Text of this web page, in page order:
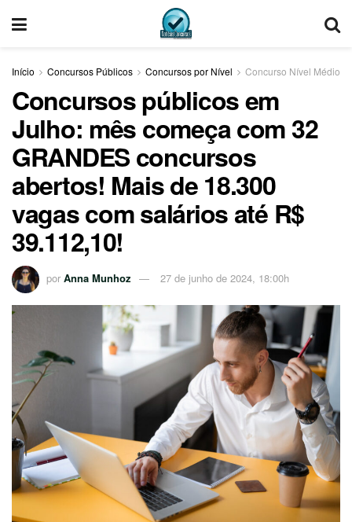
Início Concursos Públicos Concursos por Nível Concurso Nível Médio
Concursos públicos em
Julho: mês começa com 32
GRANDES concursos
abertos! Mais de 18.300
vagas com salários até R$
39.112,10!
por Anna Munhoz 27 de junho de 2024, 18:00h